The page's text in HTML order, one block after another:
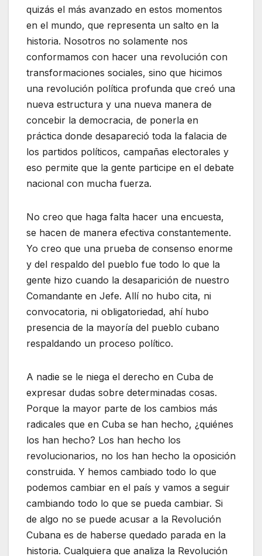
quizás el más avanzado en estos momentos
en el mundo, que representa un salto en la
historia. Nosotros no solamente nos
conformamos con hacer una revolución con
transformaciones sociales, sino que hicimos
una revolución política profunda que creó una
nueva estructura y una nueva manera de
concebir la democracia, de ponerla en
práctica donde desapareció toda la falacia de
los partidos políticos, campañas electorales y
eso permite que la gente participe en el debate
nacional con mucha fuerza.
No creo que haga falta hacer una encuesta,
se hacen de manera efectiva constantemente.
Yo creo que una prueba de consenso enorme
y del respaldo del pueblo fue todo lo que la
gente hizo cuando la desaparición de nuestro
Comandante en Jefe. Allí no hubo cita, ni
convocatoria, ni obligatoriedad, ahí hubo
presencia de la mayoría del pueblo cubano
respaldando un proceso político.
A nadie se le niega el derecho en Cuba de
expresar dudas sobre determinadas cosas.
Porque la mayor parte de los cambios más
radicales que en Cuba se han hecho, ¿quiénes
los han hecho? Los han hecho los
revolucionarios, no los han hecho la oposición
construida. Y hemos cambiado todo lo que
podemos cambiar en el país y vamos a seguir
cambiando todo lo que se pueda cambiar. Si
de algo no se puede acusar a la Revolución
Cubana es de haberse quedado parada en la
historia. Cualquiera que analiza la Revolución